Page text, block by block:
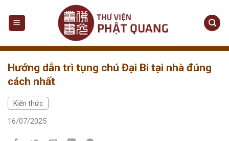
content
Hướng dẫn trì tụng chú Đại Bi tại nhà đúng
cách nhất
Kiến thức
16/07/2025